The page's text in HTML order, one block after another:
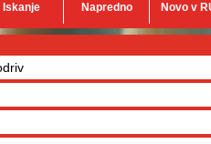
Iskanje Napredno Novo v